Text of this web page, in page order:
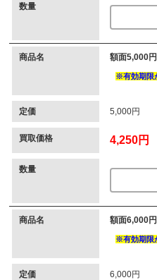
数量
商品名 額面5,000円
定価 5,000円
買取価格 4,250円
数量
商品名 額面6,000円
定価 6,000円